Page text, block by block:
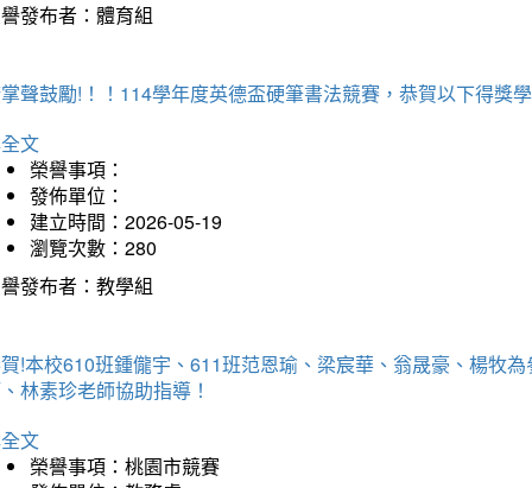
發布者：體育組
聲鼓勵!！！114學年度英德盃硬筆書法競賽，恭賀以下得獎
文
榮譽事項：
發佈單位：
建立時間：2026-05-19
瀏覽次數：280
發布者：教學組
!本校610班鍾儱宇、611班范恩瑜、梁宸華、翁晟豪、楊牧
林素珍老師協助指導！
文
榮譽事項：桃園市競賽